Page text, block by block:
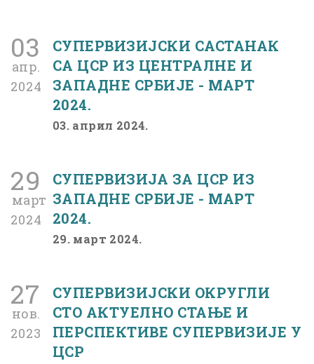
03
апр.
2024
СУПЕРВИЗИЈСКИ САСТАНАК
СА ЦСР ИЗ ЦЕНТРАЛНЕ И
ЗАПАДНЕ СРБИЈЕ - МАРТ
2024.
03. април 2024.
29
март
2024
СУПЕРВИЗИЈА ЗА ЦСР ИЗ
ЗАПАДНЕ СРБИЈЕ - МАРТ
2024.
29. март 2024.
27
нов.
2023
СУПЕРВИЗИЈСКИ ОКРУГЛИ
СТО AКТУЕЛНО СТАЊЕ И
ПЕРСПЕКТИВЕ СУПЕРВИЗИЈЕ У
ЦСР